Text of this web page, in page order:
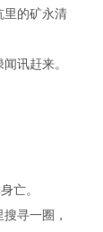
里的矿永清
讯赶来。
亡。
寻一圈，